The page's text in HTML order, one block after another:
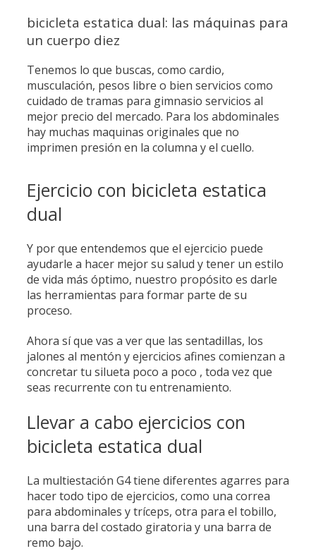
bicicleta estatica dual: las máquinas para
un cuerpo diez
Tenemos lo que buscas, como cardio,
musculación, pesos libre o bien servicios como
cuidado de tramas para gimnasio servicios al
mejor precio del mercado. Para los abdominales
hay muchas maquinas originales que no
imprimen presión en la columna y el cuello.
Ejercicio con bicicleta estatica
dual
Y por que entendemos que el ejercicio puede
ayudarle a hacer mejor su salud y tener un estilo
de vida más óptimo, nuestro propósito es darle
las herramientas para formar parte de su
proceso.
Ahora sí que vas a ver que las sentadillas, los
jalones al mentón y ejercicios afines comienzan a
concretar tu silueta poco a poco , toda vez que
seas recurrente con tu entrenamiento.
Llevar a cabo ejercicios con
bicicleta estatica dual
La multiestación G4 tiene diferentes agarres para
hacer todo tipo de ejercicios, como una correa
para abdominales y tríceps, otra para el tobillo,
una barra del costado giratoria y una barra de
remo bajo.